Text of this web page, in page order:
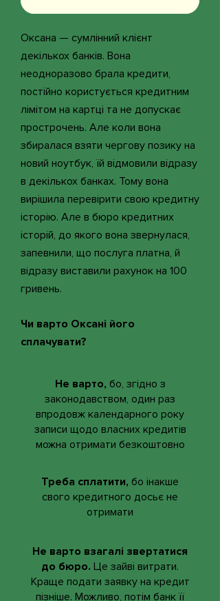
Оксана — сумлінний клієнт
декількох банків. Вона
неодноразово брала кредити,
постійно користується кредитним
лімітом на картці та не допускає
прострочень. Але коли вона
збиралася взяти чергову позику на
новий ноутбук, їй відмовили відразу
в декількох банках. Тому вона
вирішила перевірити свою кредитну
історію. Але в бюро кредитних
історій, до якого вона звернулася,
запевнили, що послуга платна, й
відразу виставили рахунок на 100
гривень.
Чи варто Оксані його
сплачувати?
Не варто, бо, згідно з
законодавством, один раз
впродовж календарного року
записи щодо власних кредитів
можна отримати безкоштовно
Треба сплатити, бо інакше
свого кредитного досьє не
отримати
Не варто взагалі звертатися
до бюро. Це зайві витрати.
Краще подати заявку на кредит
пізніше. Можливо, потім банк її